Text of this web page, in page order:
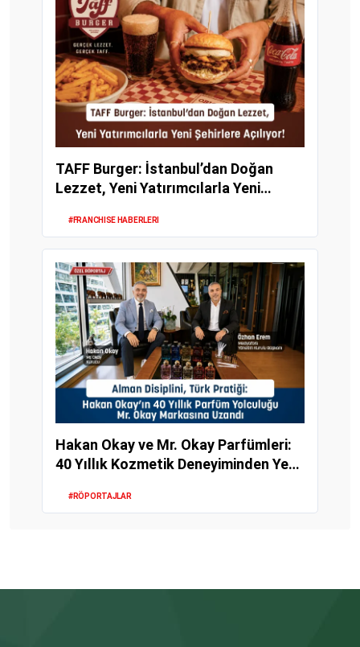
TAFF Burger: İstanbul’dan Doğan
Lezzet, Yeni Yatırımcılarla Yeni
#FRANCHISE HABERLERI
Hakan Okay ve Mr. Okay Parfümleri:
40 Yıllık Kozmetik Deneyiminden Yeni
#RÖPORTAJLAR